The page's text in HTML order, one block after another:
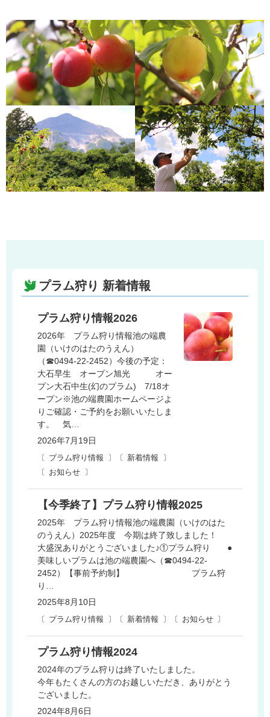
プラム狩り 新着情報
2026年7月19日
プラム狩り情報
新着情報
お知らせ
プラム狩り情報2026
2026年 プラム狩り情報池の端農
園（いけのはたのうえん）
（☎0494-22-2452）今後の予定：
大石早生 オープン旭光 オー
プン大石中生(幻のプラム) 7/18オ
ープン※池の端農園ホームページよ
りご確認・ご予約をお願いいたしま
す。 気…
2025年8月10日
プラム狩り情報 新着情報 お知らせ
【今季終了】プラム狩り情報2025
2025年 プラム狩り情報池の端農園（いけのはた
のうえん）2025年度 今期は終了致しました！
大盛況ありがとうございました♪①プラム狩り ●
美味しいプラムは池の端農園へ（☎0494-22-
2452）【事前予約制】 プラム狩
り…
2024年8月6日
プラム狩り情報2024
2024年のプラム狩りは終了いたしました。
今年もたくさんの方のお越しいただき、ありがとう
ございました。